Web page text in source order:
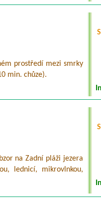
prostředí mezi smrky
min. chůze).
na Zadní pláži jezera
lednicí, mikrovlnkou,